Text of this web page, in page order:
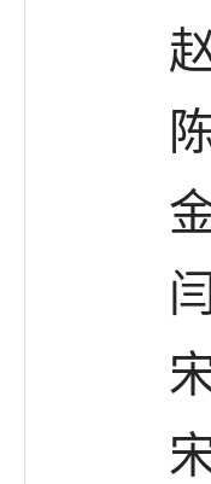
赵
陈
金
闫
宋
宋